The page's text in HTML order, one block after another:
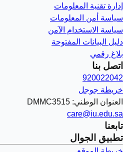
إدارة تقنية المعلومات
سياسة أمن المعلومات
سياسة الاستخدام الآمن
دليل البيانات المفتوحة
بلاغ رقمي
اتصل بنا
920022042
خريطة جوجل
العنوان الوطني: DMMC3515
care@iu.edu.sa
تابعنا
تطبيق الجوال